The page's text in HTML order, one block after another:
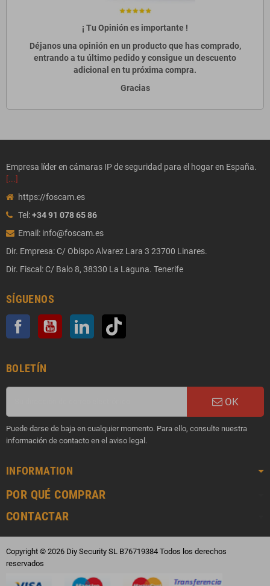
¡ Tu Opinión es importante !
Déjanos una opinión en un producto que has comprado,
entrando a tu último pedido y consigue un descuento
adicional en tu próxima compra.
Gracias
Empresa líder en cámaras IP de seguridad para el hogar en España.
[...]
https://foscam.es
Tel:+34 91 078 65 86
Email: info@foscam.es
Dir. Empresa: C/ Obispo Alvarez Lara 3 23700 Linares.
Dir. Fiscal: C/ Balo 8, 38330 La Laguna. Tenerife
SÍGUENOS
Facebook YouTube LinkedIn
BOLETÍN
OK
Puede darse de baja en cualquier momento. Para ello, consulte nuestra
información de contacto en el aviso legal.
INFORMATION
POR QUÉ COMPRAR
CONTACTAR
Copyright © 2026 Diy Security SL B76719384 Todos los derechos
reservados